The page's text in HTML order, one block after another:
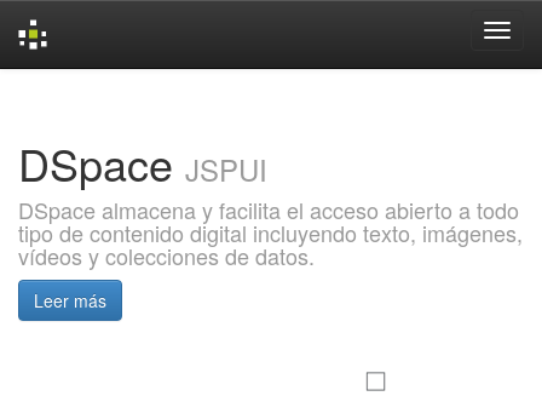
DSpace JSPUI
DSpace almacena y facilita el acceso abierto a todo
tipo de contenido digital incluyendo texto, imágenes,
vídeos y colecciones de datos.
Leer más